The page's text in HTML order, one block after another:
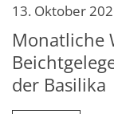
13. Oktober
Monatliche
der Basilika